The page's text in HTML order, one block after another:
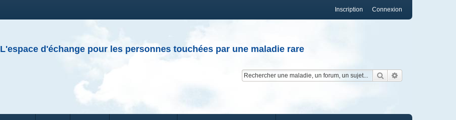
Connexion
Inscription
L'espace d'échange pour les personnes touchées par une maladie rare
Rechercher